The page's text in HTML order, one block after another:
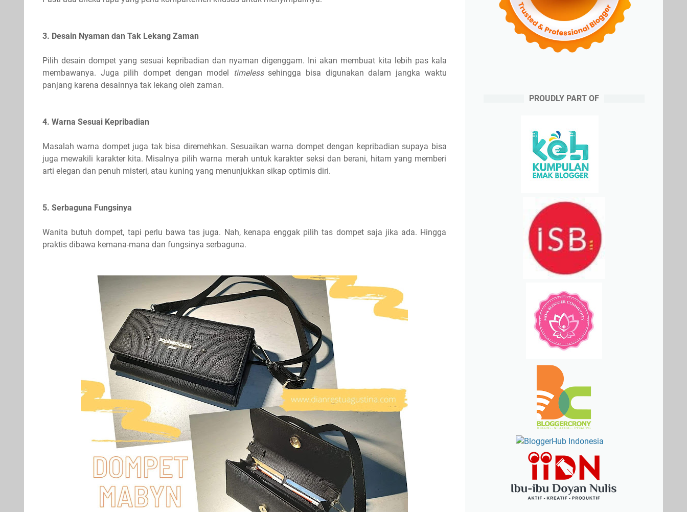
3. Desain Nyaman dan Tak Lekang Zaman
Pilih desain dompet yang sesuai kepribadian dan nyaman digenggam. Ini akan membuat kita lebih pas kala
membawanya. Juga pilih dompet dengan model
timelesssehingga bisa digunakan dalam jangka waktu
panjang karena desainnya tak lekang oleh zaman.
4. Warna Sesuai Kepribadian
Masalah warna dompet juga tak bisa diremehkan. Sesuaikan warna dompet dengan kepribadian supaya bisa
juga mewakili karakter kita. Misalnya pilih warna merah untuk karakter seksi dan berani, hitam yang memberi
arti elegan dan penuh misteri, atau kuning yang menunjukkan sikap optimis diri.
5. Serbaguna Fungsinya
Wanita butuh dompet, tapi perlu bawa tas juga. Nah, kenapa enggak pilih tas dompet saja jika ada. Hingga
praktis dibawa kemana-mana dan fungsinya serbaguna.
PROUDLY PART OF